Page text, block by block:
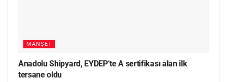
MANŞET
Anadolu Shipyard, EYDEP’te A sertifikası alan ilk
tersane oldu